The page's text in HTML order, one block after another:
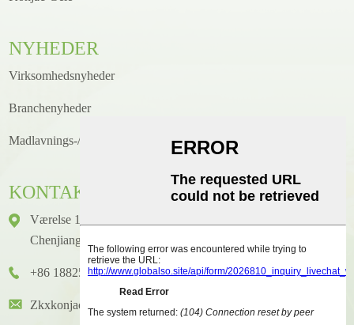
NYHEDER
Virksomhedsnyheder
Branchenyheder
Madlavnings-/opskriftsnyheder
KONTAKTE
Værelse 1416, Etage 14, Junhao International Building, Nr. 2,
Chenjiang Zhongkai Avenue, Huicheng District, Huizhou City
+86 18825458362
Zkxkonjac@hzzkx.com